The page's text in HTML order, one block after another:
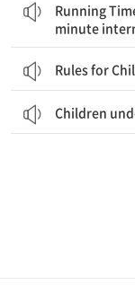
Running
minute
Rules for
Children